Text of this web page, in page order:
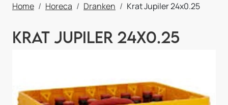
Home Horeca Dranken Krat Jupiler 24x0.25
Krat Jupiler 24x0.25